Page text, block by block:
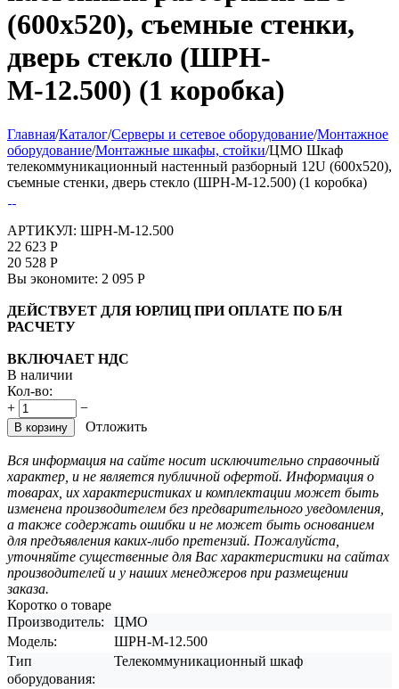
(600x520), съемные стенки,
дверь стекло (ШРН-
М-12.500) (1 коробка)
Главная/Каталог/Серверы и сетевое оборудование/Монтажное
оборудование/Монтажные шкафы, стойки/ЦМО Шкаф
телекоммуникационный настенный разборный 12U (600x520),
съемные стенки, дверь стекло (ШРН-М-12.500) (1 коробка)
АРТИКУЛ: ШРН-М-12.500
22 623 Р
20 528 Р
Вы экономите: 2 095 Р
ДЕЙСТВУЕТ ДЛЯ ЮРЛИЦ ПРИ ОПЛАТЕ ПО Б/Н
РАСЧЕТУ
ВКЛЮЧАЕТ НДС
В наличии
Кол-во:
+
−
В корзину Отложить
Вся информация на сайте носит исключительно справочный
характер, и не является публичной офертой. Информация о
товарах, их характеристиках и комплектации может быть
изменена производителем без предварительного уведомления,
а также содержать ошибки и не может быть основанием
для предъявления каких-либо претензий. Пожалуйста,
уточняйте существенные для Вас характеристики на сайтах
производителей и у наших менеджеров при размещении
заказа.
Коротко о товаре
Производитель:
ЦМО
Модель:
ШРН-М-12.500
Тип
оборудования:
Телекоммуникационный шкаф